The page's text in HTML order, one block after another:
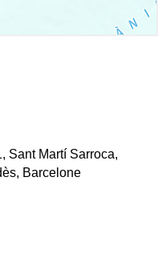
Sant Martí Sarroca,
Barcelone